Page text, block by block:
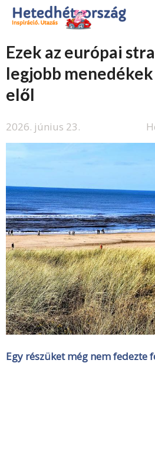
Ezek az európai
legjobb
elől
2026. június 23.
Egy részüket még nem fedezte